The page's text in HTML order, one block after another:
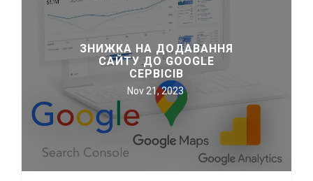
ЗНИЖКА НА ДОДАВАННЯ
САЙТУ ДО GOOGLE
СЕРВІСІВ
Nov 21, 2023